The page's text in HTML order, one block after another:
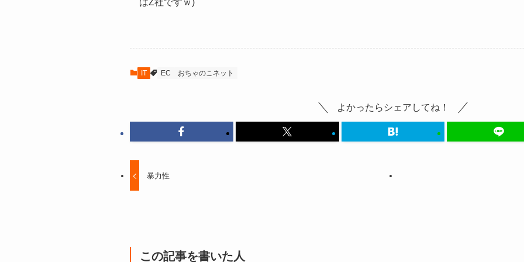
はZ社ですｗ)
IT EC おちゃのこネット
よかったらシェアしてね！
暴力性
この記事を書いた人